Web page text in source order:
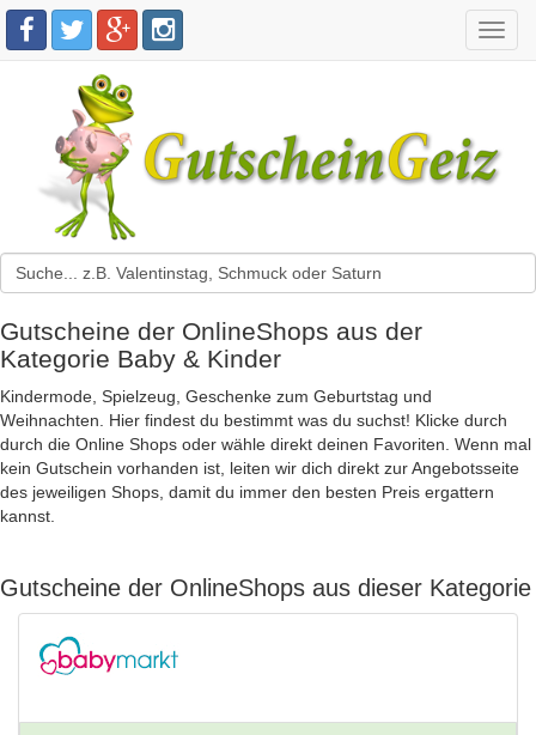
Gutscheine der OnlineShops aus der
Kategorie Baby & Kinder
Kindermode, Spielzeug, Geschenke zum Geburtstag und
Weihnachten. Hier findest du bestimmt was du suchst! Klicke durch
durch die Online Shops oder wähle direkt deinen Favoriten. Wenn mal
kein Gutschein vorhanden ist, leiten wir dich direkt zur Angebotsseite
des jeweiligen Shops, damit du immer den besten Preis ergattern
kannst.
Gutscheine der OnlineShops aus dieser Kategorie